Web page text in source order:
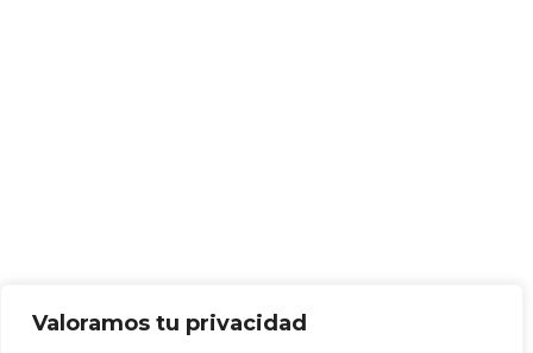
Valoramos tu privacidad